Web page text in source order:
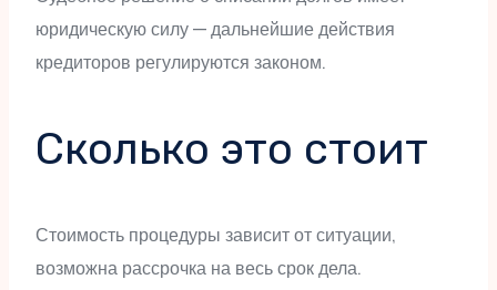
юридическую силу — дальнейшие действия
кредиторов регулируются законом.
Сколько это стоит
Стоимость процедуры зависит от ситуации,
возможна рассрочка на весь срок дела.